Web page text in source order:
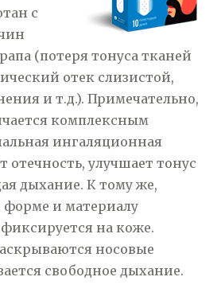
с
(потеря тонуса тканей
отек слизистой,
и т.д.). Примечательно,
комплексным
ингаляционная
отечность, улучшает тонус
дыхание. К тому же,
форме и материалу
на коже.
носовые
свободное дыхание.